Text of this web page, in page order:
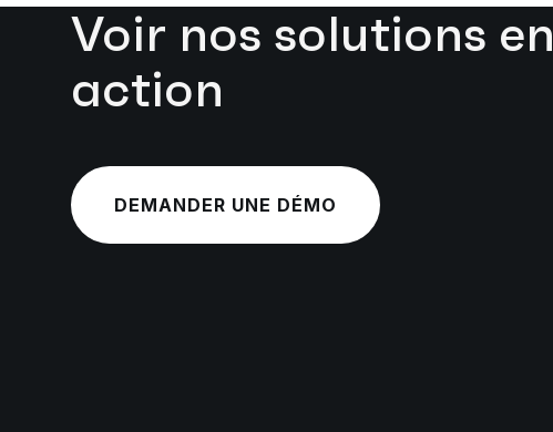
Voir nos solutions en
action
DEMANDER UNE DÉMO